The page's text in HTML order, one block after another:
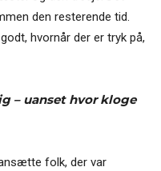
den resterende tid.
hvornår der er tryk på,
– uanset hvor kloge
folk, der var